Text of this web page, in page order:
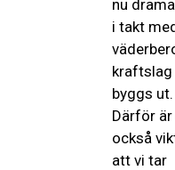
nu
i takt
kraftslag
byggs ut.
Därför
också
att vi tar